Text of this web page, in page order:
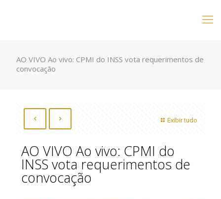
AO VIVO Ao vivo: CPMI do INSS vota requerimentos de
convocação
Exibir tudo
AO VIVO Ao vivo: CPMI do
INSS vota requerimentos de
convocação